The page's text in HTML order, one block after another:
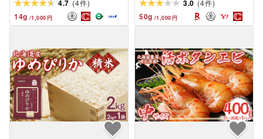
4.7 (4件)
14g /1,000 円
3.0 (4件)
50g /1,000 円